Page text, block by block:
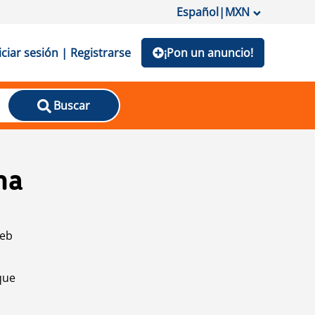
Español|MXN
sesión | Registrarse ¡Pon un anuncio!
Buscar